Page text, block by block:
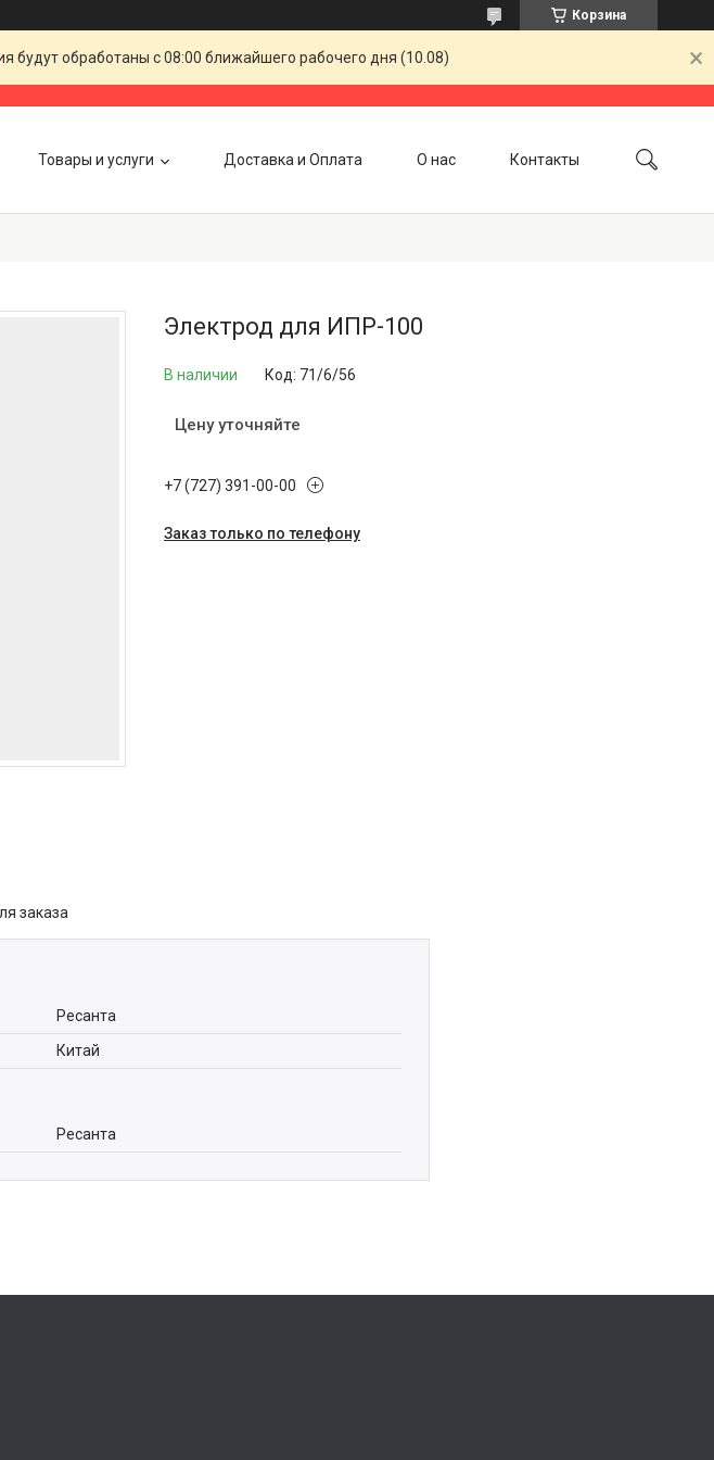
Корзина
будут обработаны с 08:00 ближайшего рабочего дня (10.08)
Товары и услуги Доставка и Оплата О нас Контакты
Электрод для ИПР-100
В наличии Код: 71/6/56
Цену уточняйте
+7 (727) 391-00-00
Заказ только по телефону
заказа
Ресанта
Китай
Ресанта